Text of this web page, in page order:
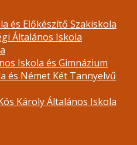
és Előkészítő Szakiskola
Általános Iskola
Iskola és Gimnázium
és Német Két Tannyelvű
Károly Általános Iskola